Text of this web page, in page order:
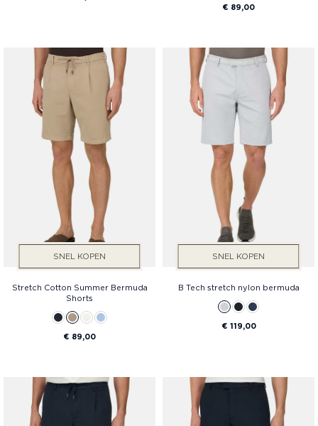
€ 89,00
SNEL KOPEN
Stretch Cotton Summer Bermuda
Shorts
€ 89,00
SNEL KOPEN
B Tech stretch nylon bermuda
€ 119,00